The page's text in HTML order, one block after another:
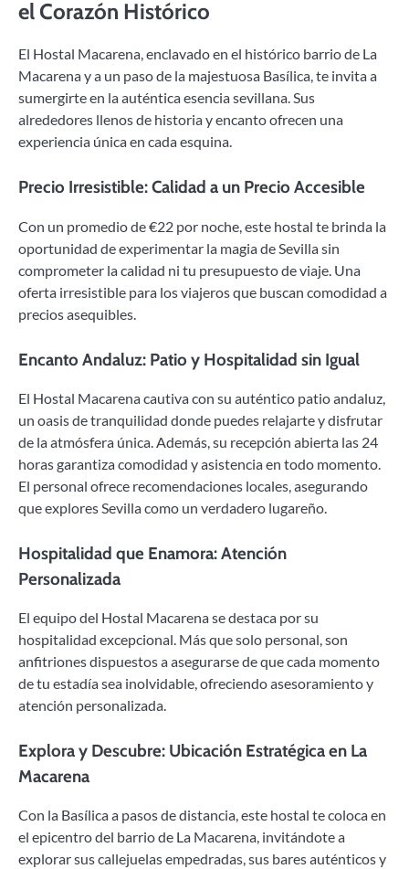
el Corazón Histórico
El Hostal Macarena, enclavado en el histórico barrio de La
Macarena y a un paso de la majestuosa Basílica, te invita a
sumergirte en la auténtica esencia sevillana. Sus
alrededores llenos de historia y encanto ofrecen una
experiencia única en cada esquina.
Precio Irresistible: Calidad a un Precio Accesible
Con un promedio de €22 por noche, este hostal te brinda la
oportunidad de experimentar la magia de Sevilla sin
comprometer la calidad ni tu presupuesto de viaje. Una
oferta irresistible para los viajeros que buscan comodidad a
precios asequibles.
Encanto Andaluz: Patio y Hospitalidad sin Igual
El Hostal Macarena cautiva con su auténtico patio andaluz,
un oasis de tranquilidad donde puedes relajarte y disfrutar
de la atmósfera única. Además, su recepción abierta las 24
horas garantiza comodidad y asistencia en todo momento.
El personal ofrece recomendaciones locales, asegurando
que explores Sevilla como un verdadero lugareño.
Hospitalidad que Enamora: Atención
Personalizada
El equipo del Hostal Macarena se destaca por su
hospitalidad excepcional. Más que solo personal, son
anfitriones dispuestos a asegurarse de que cada momento
de tu estadía sea inolvidable, ofreciendo asesoramiento y
atención personalizada.
Explora y Descubre: Ubicación Estratégica en La
Macarena
Con la Basílica a pasos de distancia, este hostal te coloca en
el epicentro del barrio de La Macarena, invitándote a
explorar sus callejuelas empedradas, sus bares auténticos y